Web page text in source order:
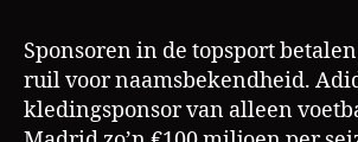
Sponsoren in de topsport
ruil voor naamsbekendheid.
kledingsponsor van alleen